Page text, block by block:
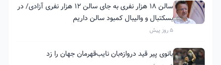
سالن ۱۸ هزار نفری به جای سالن ۱۲ هزار نفری آزادی/ در
بسکتبال و والیبال کمبود سالن داریم
5 روز پیش
بانوی پیر قید دروازه‌بان نایب‌قهرمان جهان را زد